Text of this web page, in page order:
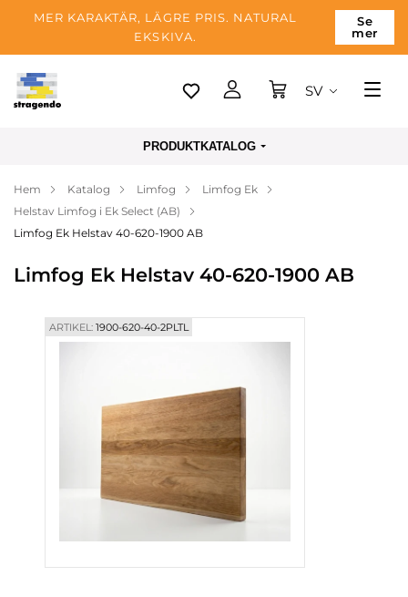
MER KARAKTÄR, LÄGRE PRIS. NATURAL
EKSKIVA.
Se
mer
Tallinn
Betalning
Om företaget
Blogg
SV
PRODUKTKATALOG
Hem Katalog Limfog
Limfog Ek
Helstav Limfog i Ek Select (AB)
Limfog Ek Helstav 40-620-1900 AB
Limfog Ek Helstav 40-620-1900 AB
ARTIKEL:1900-620-40-2PLTL